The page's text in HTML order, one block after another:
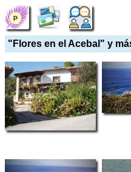
"Flores en el Acebal" y